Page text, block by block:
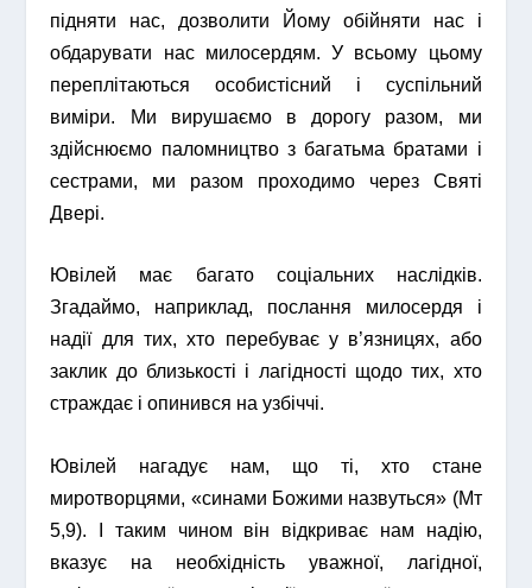
підняти нас, дозволити Йому обійняти нас і
обдарувати нас милосердям. У всьому цьому
переплітаються особистісний і суспільний
виміри. Ми вирушаємо в дорогу разом, ми
здійснюємо паломництво з багатьма братами і
сестрами, ми разом проходимо через Святі
Двері.
Ювілей має багато соціальних наслідків.
Згадаймо, наприклад, послання милосердя і
надії для тих, хто перебуває у в’язницях, або
заклик до близькості і лагідності щодо тих, хто
страждає і опинився на узбіччі.
Ювілей нагадує нам, що ті, хто стане
миротворцями, «синами Божими назвуться» (Мт
5,9). І таким чином він відкриває нам надію,
вказує на необхідність уважної, лагідної,